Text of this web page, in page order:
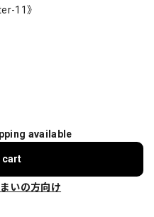
11》
available
cart
いの方向け